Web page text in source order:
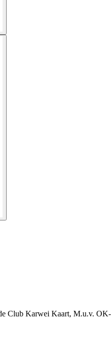
Club Karwei Kaart, M.u.v.